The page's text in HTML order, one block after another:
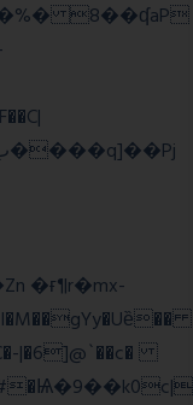
8��ʠaP
�ғ¶r�mx-
|�6]@`��c�